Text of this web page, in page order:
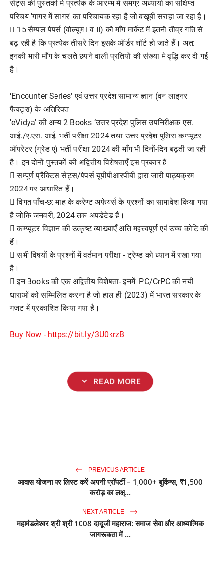
सेट्स की पुस्तकों में प्रत्येक के आरम्भ में समग्र अध्यायों का संक्षिप्त
परिचय 'गागर में सागर' का परिचायक रहा है जो बखूबी सराहा जा रहा है।
 15 सैम्पल पेपर्स (वोल्यूम I व II) की माँग मार्केट में इतनी तीव्र गति से
बढ़ रही है कि प्रत्येक तीसरे दिन इसके ऑर्डर शॉर्ट हो जाते हैं। अत:
इनकी भारी माँग के चलते छपने वाली प्रतियों की संख्या में वृद्धि कर दी गई
है।
‘Encounter Series' एवं उत्तर प्रदेश सामान्य ज्ञान (वन लाइनर
फैक्ट्स) के अतिरिक्त
'eVidya' की अन्य 2 Books ‘उत्तर प्रदेश पुलिस उपनिरीक्षक एस.
आई./ए.एस. आई. भर्ती परीक्षा 2024 तथा उत्तर प्रदेश पुलिस कम्प्यूटर
ऑपरेटर (ग्रेड ए) भर्ती परीक्षा 2024 की माँग भी दिनों-दिन बढ़ती जा रही
है। इन दोनों पुस्तकों की अद्वितीय विशेषताएँ इस प्रकार हैं-
 सम्पूर्ण प्रैक्टिस सेट्स/पेपर्स यूपीपीआरपीबी द्वारा जारी पाठ्यक्रम
2024 पर आधारित हैं।
 विगत पाँच-छ: माह के करेण्ट अफेयर्स के प्रश्नों का सामावेश किया गया
है जोकि जनवरी, 2024 तक अपडेटेड हैं।
 कम्प्यूटर विज्ञान की उत्कृष्ट व्याख्याएँ अति महत्त्वपूर्ण एवं उच्च कोटि की
हैं।
 सभी विषयों के प्रश्नों में वर्तमान परीक्षा - ट्रेण्ड को ध्यान में रखा गया
है।
 इन Books की एक अद्वितीय विशेषता- इनमें IPC/CrPC की नयी
धाराओं को सम्मिलित करना है जो हाल ही (2023) में भारत सरकार के
गजट में प्रकाशित किया गया है।
Buy Now - https://bit.ly/3U0krzB
expand_more READ MORE
PREVIOUS ARTICLE
आवास योजना पर लिस्ट करें अपनी प्रॉपर्टी – 1,000+ बुकिंग्स, ₹1,500
करोड़ का लक्ष्...
NEXT ARTICLE
महामंडलेश्वर श्री श्री 1008 दादूजी महाराज: समाज सेवा और आध्यात्मिक
जागरूकता में ...